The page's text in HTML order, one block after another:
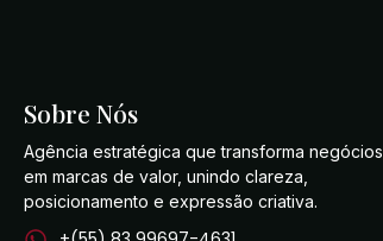
Sobre Nós
Agência estratégica que transforma negócios
em marcas de valor, unindo clareza,
posicionamento e expressão criativa.